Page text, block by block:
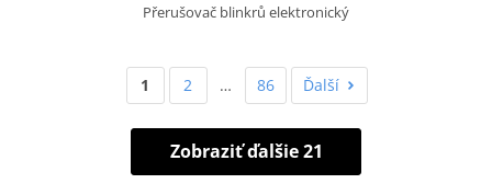
Přerušovač blinkrů elektronický
1 2 … 86 Ďalší
Zobraziť ďalšie 21